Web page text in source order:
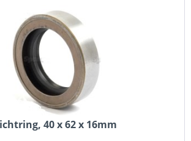
40 x 62 x 16mm